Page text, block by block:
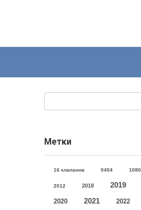
Метки
16 клапанов 0404 1080
2012 2018 2019
2020 2021 2022